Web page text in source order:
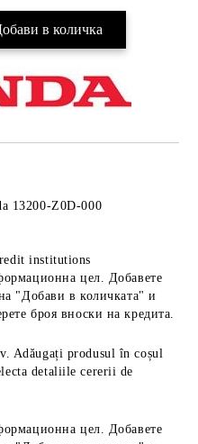
13200-Z0D-000
institutions
цел. Добавете
"Добави в количката" и
броя вноски на кредита.
Adăugați produsul în coșul
detaliile cererii de
цел. Добавете